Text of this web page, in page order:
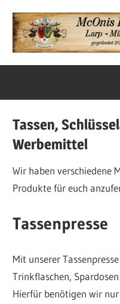
Inhalt
springen
Tassen,
Werbemittel
Wir haben verschiedene
Produkte für euch
Tassenpresse
Mit unserer
Trinkflaschen,
Hierfür benötigen wir